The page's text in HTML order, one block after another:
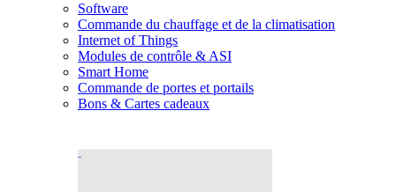
Software
Commande du chauffage et de la climatisation
Internet of Things
Modules de contrôle & ASI
Smart Home
Commande de portes et portails
Bons & Cartes cadeaux